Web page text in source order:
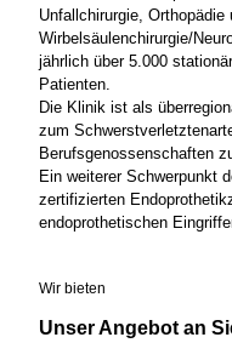
Unfallchirurgie, Orthopädie
Wirbelsäulenchirurgie/
jährlich über 5.000
Patienten.
Die Klinik ist als
zum
Berufsgenossenschaften
Ein weiterer Schwerpunkt
zertifizierten
endoprothetischen
Wir bieten
Unser Angebot an